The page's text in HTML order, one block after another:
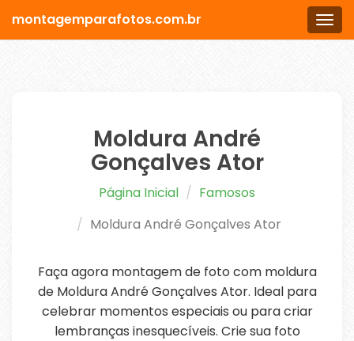
Menu
montagemparafotos.com.br
Moldura André
Gonçalves Ator
Página Inicial
Famosos
Moldura André Gonçalves Ator
Faça agora montagem de foto com moldura
de Moldura André Gonçalves Ator. Ideal para
celebrar momentos especiais ou para criar
lembranças inesquecíveis. Crie sua foto